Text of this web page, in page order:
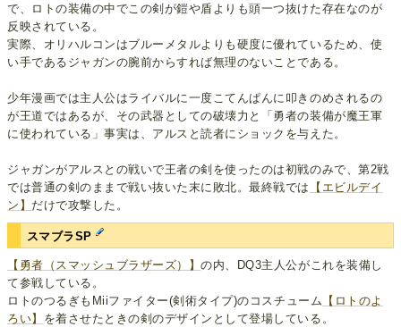
で、ロトの装備の中でこの剣が鎧や盾よりも頭一つ抜けた存在なのが
反映されている。
実際、オリハルコンはブルーメタルよりも硬度に優れているため、使
い手であるジャガンの腕前からすれば無理のないことである。
少年漫画では主人公はライバルに一度こてんぱんに叩きのめされるの
が王道ではあるが、その武器としての破壊力と「勇者の装備が魔王軍
に使われている」事実は、アルスと読者にショックを与えた。
ジャガンがアルスとの戦いで王者の剣を使ったのは初戦のみで、第2戦
では普通の剣のままで戦い抜いた末に敗北。最終戦では
【エビルデイ
ン】 だけで攻撃した。
スマブラSP
【勇者（スマッシュブラザーズ）】の内、DQ3主人公がこれを装備し
て参戦している。
ロトのつるぎもMiiファイター(剣術タイプ)のコスチューム 【ロトのよ
ろい】 を着させたときの剣のデザインとして登場している。